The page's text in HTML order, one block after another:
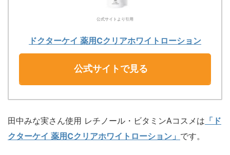
公式サイトより引用
ドクターケイ 薬用Cクリアホワイトローション
公式サイトで見る
田中みな実さん使用 レチノール・ビタミンAコスメは 「ド
クターケイ 薬用Cクリアホワイトローション」 です。